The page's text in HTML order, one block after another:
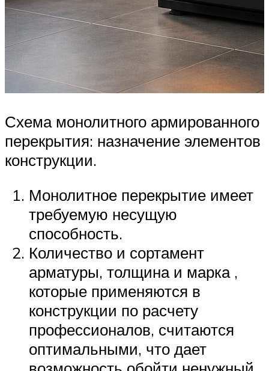
Схема монолитного армированного
перекрытия: назначение элементов
конструкции.
Монолитное перекрытие имеет
требуемую несущую
способность.
Количество и сортамент
арматуры, толщина и марка ,
которые применяются в
конструкции по расчету
профессионалов, считаются
оптимальными, что дает